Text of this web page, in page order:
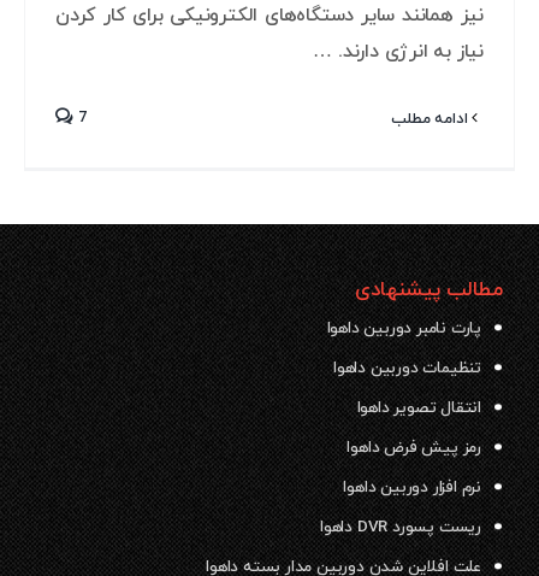
نیز همانند سایر دستگاه‌های الکترونیکی برای کار کردن
نیاز به انرژی دارند. …
ادامه مطلب 7
مطالب پیشنهادی
پارت نامبر دوربین داهوا
تنظیمات دوربین داهوا
انتقال تصویر داهوا
رمز پیش فرض داهوا
نرم افزار دوربین داهوا
ریست پسورد DVR داهوا
علت افلاین شدن دوربین مدار بسته داهوا